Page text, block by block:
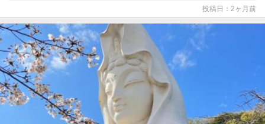
投稿日：2ヶ月前